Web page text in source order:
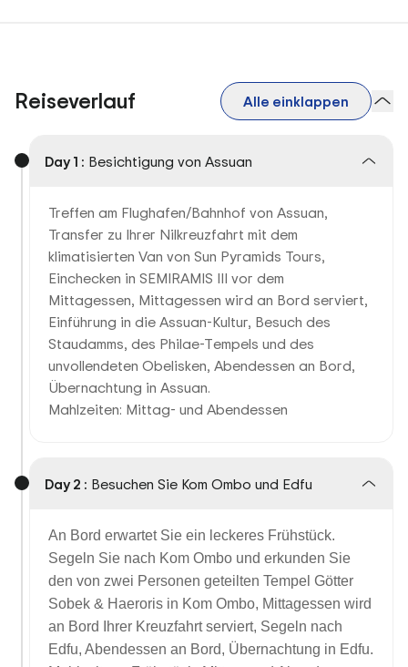
Reiseverlauf Alle einklappen
Day 1 : Besichtigung von Assuan
Treffen am Flughafen/Bahnhof von Assuan,
Transfer zu Ihrer Nilkreuzfahrt mit dem
klimatisierten Van von Sun Pyramids Tours,
Einchecken in SEMIRAMIS III vor dem
Mittagessen, Mittagessen wird an Bord serviert,
Einführung in die Assuan-Kultur, Besuch des
Staudamms, des Philae-Tempels und des
unvollendeten Obelisken, Abendessen an Bord,
Übernachtung in Assuan.
Mahlzeiten: Mittag- und Abendessen
Day 2 : Besuchen Sie Kom Ombo und Edfu
An Bord erwartet Sie ein leckeres Frühstück.
Segeln Sie nach Kom Ombo und erkunden Sie
den von zwei Personen geteilten Tempel Götter
Sobek & Haeroris in Kom Ombo, Mittagessen wird
an Bord Ihrer Kreuzfahrt serviert, Segeln nach
Edfu, Abendessen an Bord, Übernachtung in Edfu.